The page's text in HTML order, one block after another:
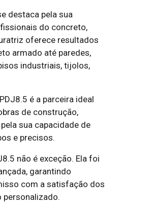
destaca pela sua
do concreto,
oferece resultados
armado até paredes,
industriais, tijolos,
é a parceira ideal
de construção,
sua capacidade de
e precisos.
não é exceção. Ela foi
garantindo
com a satisfação dos
personalizado.